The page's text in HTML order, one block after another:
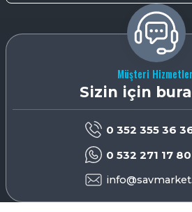
Müşteri
Sizin için
0 352 355 36
0 532 271 17 80